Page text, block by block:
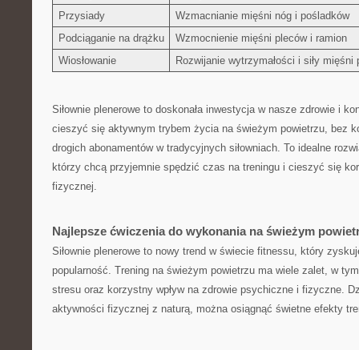
Przysiady
Wzmacnianie ⁣mięśni nóg i pośladków
Podciąganie na drążku
Wzmocnienie mięśni pleców i ramion
Wiosłowanie
Rozwijanie ‌wytrzymałości i siły mięśni
Siłownie‌ plenerowe to doskonała inwestycja w nasze zdrowie i
cieszyć się ⁣aktywnym trybem życia na świeżym powietrzu, bez
drogich abonamentów w‍ tradycyjnych siłowniach. To idealne
którzy chcą przyjemnie spędzić czas ⁣na treningu‍ i cieszyć ⁢się
fizycznej.
Najlepsze ćwiczenia do wykonania na świeżym
Siłownie plenerowe to ⁣nowy trend w⁤ świecie fitnessu, który
popularność. Trening ⁤na świeżym ​powietrzu ma wiele‌ zalet,‌ w
stresu oraz korzystny ‍wpływ na ​zdrowie psychiczne⁢ i fizyczne.
aktywności fizycznej z naturą, można osiągnąć ‌świetne efekty